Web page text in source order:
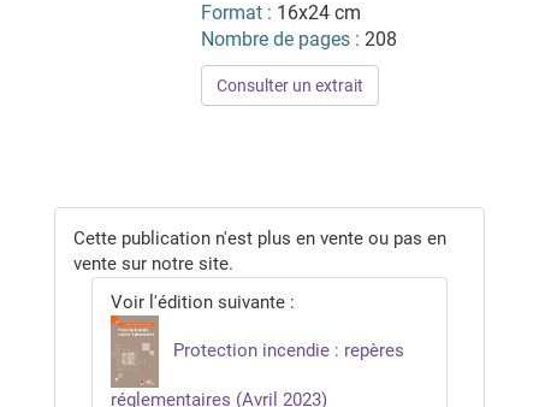
Format : 16x24 cm
Nombre de pages : 208
Consulter un extrait
Cette publication n'est plus en vente ou pas en
vente sur notre site.
Voir l'édition suivante :
Protection incendie : repères
réglementaires (Avril 2023)